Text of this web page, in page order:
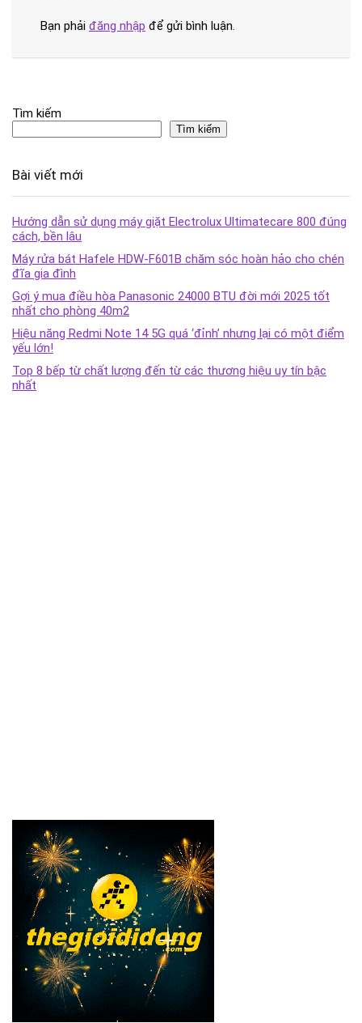
Bạn phải đăng nhập để gửi bình luận.
Tìm kiếm
Tìm kiếm
Bài viết mới
Hướng dẫn sử dụng máy giặt Electrolux Ultimatecare 800 đúng
cách, bền lâu
Máy rửa bát Hafele HDW-F601B chăm sóc hoàn hảo cho chén
đĩa gia đình
Gợi ý mua điều hòa Panasonic 24000 BTU đời mới 2025 tốt
nhất cho phòng 40m2
Hiệu năng Redmi Note 14 5G quá ‘đỉnh’ nhưng lại có một điểm
yếu lớn!
Top 8 bếp từ chất lượng đến từ các thương hiệu uy tín bậc
nhất